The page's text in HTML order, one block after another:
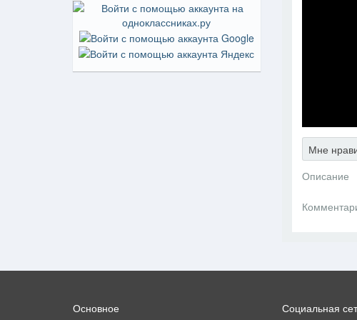
Мне
Описание
Основное
Социальная